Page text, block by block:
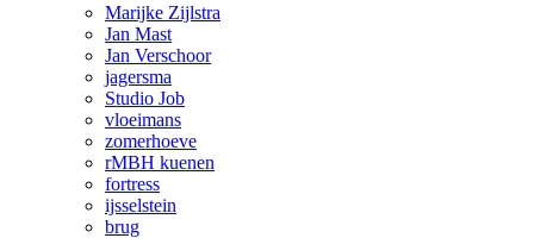
Marijke Zijlstra
Jan Mast
Jan Verschoor
jagersma
Studio Job
vloeimans
zomerhoeve
rMBH kuenen
fortress
ijsselstein
brug